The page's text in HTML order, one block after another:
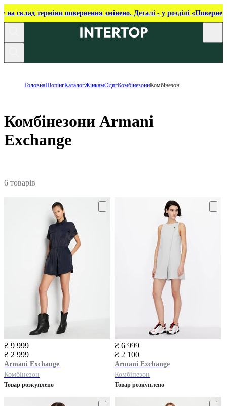
на склад терміни повернення змінено. Деталі - у розділі
ГоловнаШопінгКаталогЖінкамОдягКомбінезониКомбінезон
Комбінезони Armani
Exchange
6 товарів
₴ 9 999
₴ 2 999
Armani Exchange
Комбінезон
Товар розкуплено
₴ 6 999
₴ 2 100
Armani Exchange
Комбінезон
Товар розкуплено